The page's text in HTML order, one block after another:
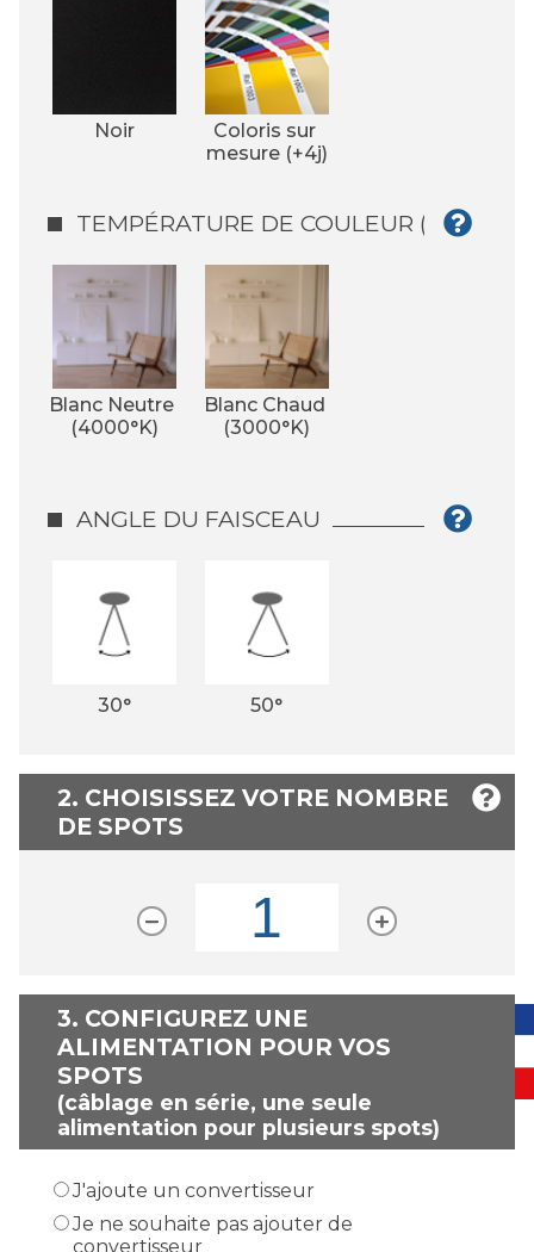
Noir
Coloris sur
mesure (+4j)
TEMPÉRATURE DE COULEUR (°K)
Blanc Neutre
(4000°K)
Blanc Chaud
(3000°K)
ANGLE DU FAISCEAU
30° 50°
2. CHOISISSEZ VOTRE NOMBRE
DE SPOTS
3. CONFIGUREZ UNE
ALIMENTATION POUR VOS
SPOTS
(câblage en série, une seule
alimentation pour plusieurs spots)
J'ajoute un convertisseur
Je ne souhaite pas ajouter de
convertisseur